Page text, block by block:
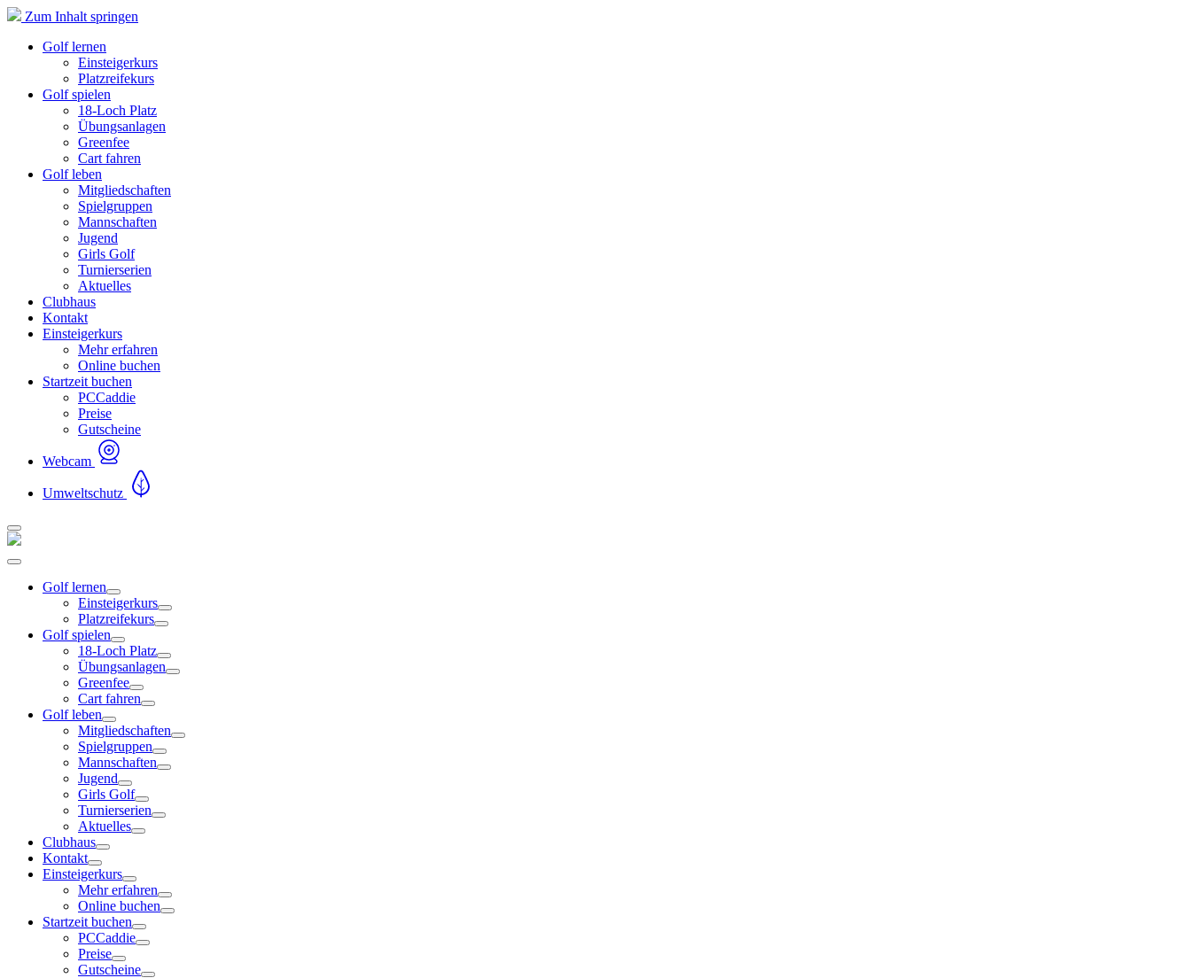
Zum Inhalt springen
Golf lernen
Einsteigerkurs
Platzreifekurs
Golf spielen
18-Loch Platz
Übungsanlagen
Greenfee
Cart fahren
Golf leben
Mitgliedschaften
Spielgruppen
Mannschaften
Jugend
Girls Golf
Turnierserien
Aktuelles
Clubhaus
Kontakt
Einsteigerkurs
Mehr erfahren
Online buchen
Startzeit buchen
PCCaddie
Preise
Gutscheine
Webcam
Umweltschutz
Golf lernen
Einsteigerkurs
Platzreifekurs
Golf spielen
18-Loch Platz
Übungsanlagen
Greenfee
Cart fahren
Golf leben
Mitgliedschaften
Spielgruppen
Mannschaften
Jugend
Girls Golf
Turnierserien
Aktuelles
Clubhaus
Kontakt
Einsteigerkurs
Mehr erfahren
Online buchen
Startzeit buchen
PCCaddie
Preise
Gutscheine